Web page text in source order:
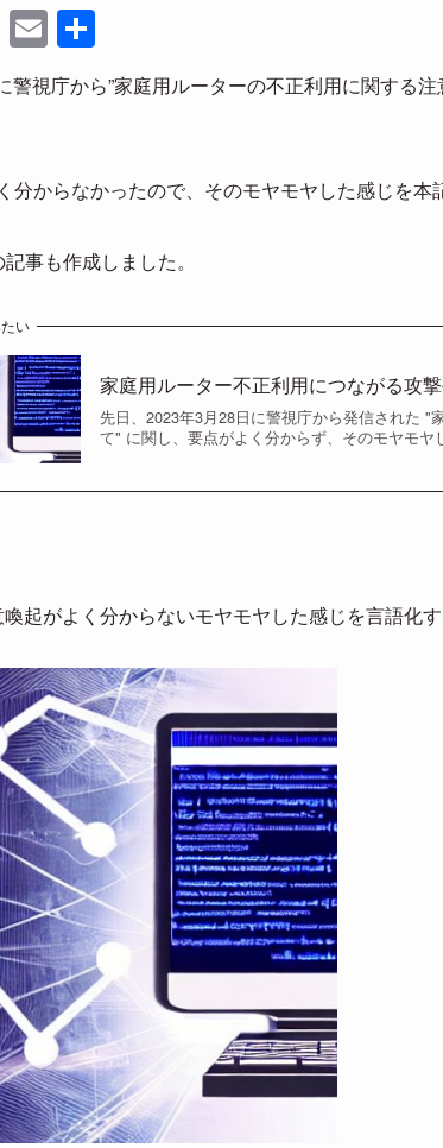
Li
n
e
E
m
ail
有
警視庁から”家庭用ルーターの不正利用に関する
分からなかったので、そのモヤモヤした感じを本
事も作成しました。
い
家庭用ルーター不正利用につながる攻
先日、2023年3月28日に警視庁から発信された
て" に関し、要点がよく分からず、そのモヤモヤ
起がよく分からないモヤモヤした感じを言語化